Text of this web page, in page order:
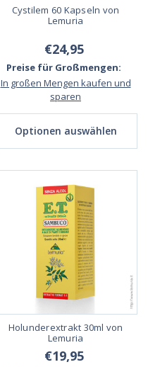
Cystilem 60 Kapseln von
Lemuria
€24,95
Preise für Großmengen:
In großen Mengen kaufen und
sparen
Optionen auswählen
Holunderextrakt 30ml von
Lemuria
€19,95